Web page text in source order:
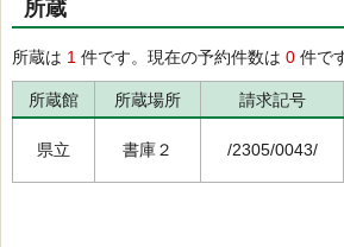
所蔵
所蔵は 1 件です。現在の予約件数は 0 件で
所蔵館 所蔵場所 請求記号
県立 書庫２ /2305/0043/